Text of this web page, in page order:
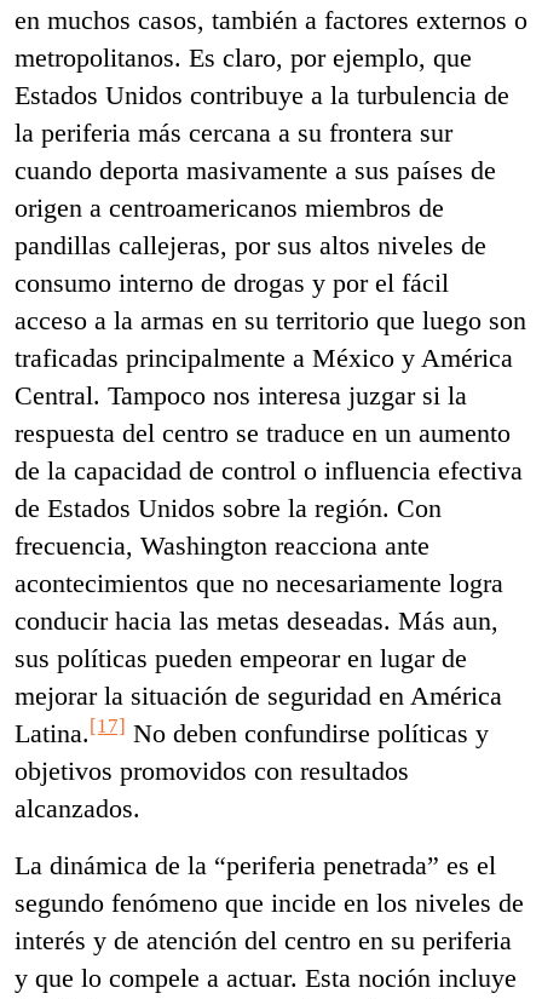
en muchos casos, también a factores externos o
metropolitanos. Es claro, por ejemplo, que
Estados Unidos contribuye a la turbulencia de
la periferia más cercana a su frontera sur
cuando deporta masivamente a sus países de
origen a centroamericanos miembros de
pandillas callejeras, por sus altos niveles de
consumo interno de drogas y por el fácil
acceso a la armas en su territorio que luego son
traficadas principalmente a México y América
Central. Tampoco nos interesa juzgar si la
respuesta del centro se traduce en un aumento
de la capacidad de control o influencia efectiva
de Estados Unidos sobre la región. Con
frecuencia, Washington reacciona ante
acontecimientos que no necesariamente logra
conducir hacia las metas deseadas. Más aun,
sus políticas pueden empeorar en lugar de
mejorar la situación de seguridad en América
Latina.[17] No deben confundirse políticas y
objetivos promovidos con resultados
alcanzados.
La dinámica de la “periferia penetrada” es el
segundo fenómeno que incide en los niveles de
interés y de atención del centro en su periferia
y que lo compele a actuar. Esta noción incluye